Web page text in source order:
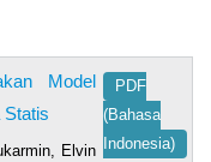
Model
Statis
Elvin
PDF
(Bahasa
Indonesia)